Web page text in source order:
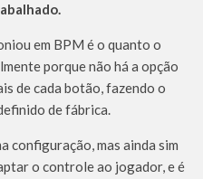
em BPM é o quanto o
porque não há a opção
de cada botão, fazendo o
de fábrica.
configuração, mas ainda sim
o controle ao jogador, e é